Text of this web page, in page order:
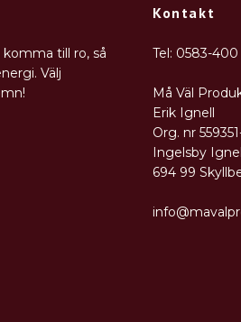
till ro, så
Välj
Kontakt
Tel: 0583-400
Må Väl
Erik Ignell
Org. nr
Ingelsby
694 99